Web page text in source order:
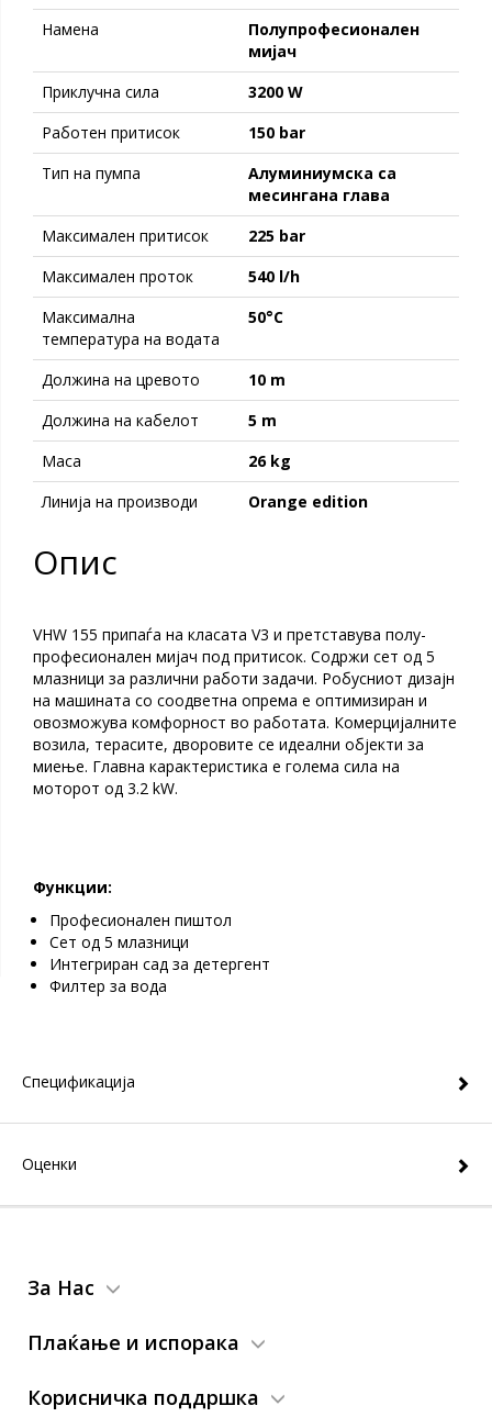
Намена
Полупрофесионален
мијач
Приклучна сила
3200 W
Работен притисок
150 bar
Тип на пумпа
Алуминиумска са
месингана глава
Максимален притисок
225 bar
Maксимален проток
540 l/h
Максимална
температура на водата
50°C
Должина на цревото
10 m
Должина на кабелот
5 m
Maсa
26 kg
Линија на производи
Orange edition
Опис
VHW 155 припаѓа на класата V3 и претставува полу-
професионален мијач под притисок. Содржи сет од 5
млазници за различни работи задачи. Робусниот дизајн
на машината со соодветна опрема е оптимизиран и
овозможува комфорност во работата. Комерцијалните
возила, терасите, дворовите се идеални објекти за
миење. Главна карактеристика е голема сила на
моторот од 3.2 kW.
Функции:
Професионален пиштол
Сет од 5 млазници
Интегриран сад за детергент
Филтер за вода
Спецификација
Оценки
За Нас
Плаќање и испорака
Корисничка поддршка